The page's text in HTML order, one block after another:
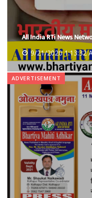
All India RTi News
9/21/2020 1:13:32
ADVERTISEMENT